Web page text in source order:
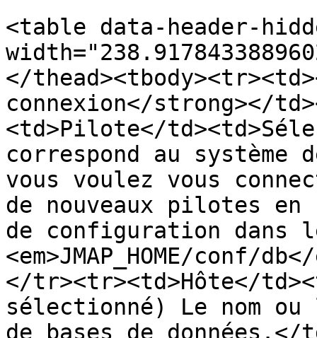
<table data-header-
</
connexion</strong></
<td>Pilote</
correspond au système
vous voulez vous
de nouveaux pilotes
de configuration dans
<em>JMAP_HOME/conf/
</tr><tr><td>Hôte</
sélectionné) Le nom ou
de bases de